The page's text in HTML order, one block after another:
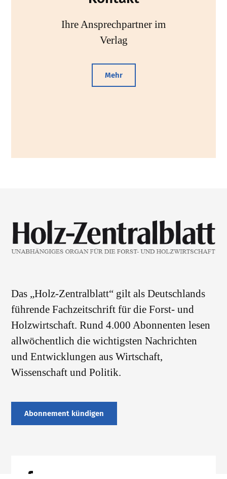
Ihre Ansprechpartner im
Verlag
Mehr
Das „Holz-Zentralblatt“ gilt als Deutschlands
führende Fachzeitschrift für die Forst- und
Holzwirtschaft. Rund 4.000 Abonnenten lesen
allwöchentlich die wichtigsten Nachrichten
und Entwicklungen aus Wirtschaft,
Wissenschaft und Politik.
Abonnement kündigen